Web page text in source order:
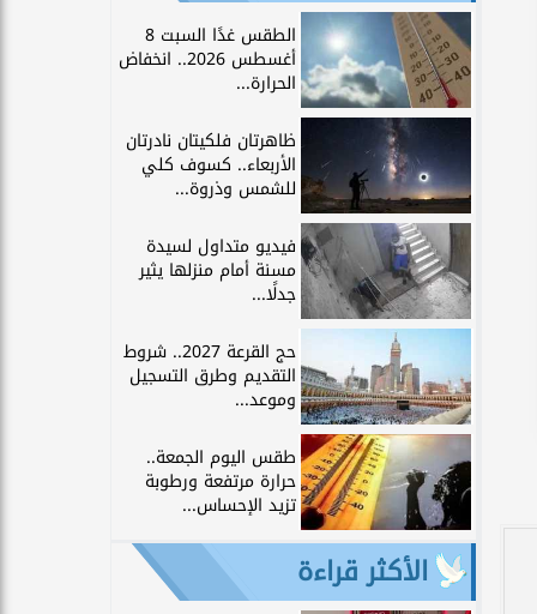
الطقس غدًا السبت 8
أغسطس 2026.. انخفاض
الحرارة...
ظاهرتان فلكيتان نادرتان
الأربعاء.. كسوف كلي
للشمس وذروة...
فيديو متداول لسيدة
مسنة أمام منزلها يثير
جدلًا...
حج القرعة 2027.. شروط
التقديم وطرق التسجيل
وموعد...
طقس اليوم الجمعة..
حرارة مرتفعة ورطوبة
تزيد الإحساس...
الأكثر قراءة